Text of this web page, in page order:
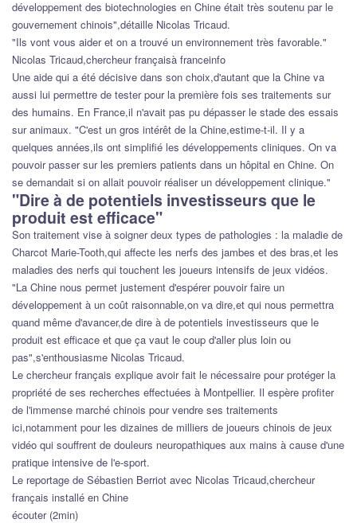
développement des biotechnologies en Chine était très soutenu par le
gouvernement chinois",détaille Nicolas Tricaud.
"Ils vont vous aider et on a trouvé un environnement très favorable."
Nicolas Tricaud,chercheur françaisà franceinfo
Une aide qui a été décisive dans son choix,d'autant que la Chine va
aussi lui permettre de tester pour la première fois ses traitements sur
des humains. En France,il n'avait pas pu dépasser le stade des essais
sur animaux. "C'est un gros intérêt de la Chine,estime-t-il. Il y a
quelques années,ils ont simplifié les développements cliniques. On va
pouvoir passer sur les premiers patients dans un hôpital en Chine. On
se demandait si on allait pouvoir réaliser un développement clinique."
"Dire à de potentiels investisseurs que le
produit est efficace"
Son traitement vise à soigner deux types de pathologies : la maladie de
Charcot Marie-Tooth,qui affecte les nerfs des jambes et des bras,et les
maladies des nerfs qui touchent les joueurs intensifs de jeux vidéos.
"La Chine nous permet justement d'espérer pouvoir faire un
développement à un coût raisonnable,on va dire,et qui nous permettra
quand même d'avancer,de dire à de potentiels investisseurs que le
produit est efficace et que ça vaut le coup d'aller plus loin ou
pas",s'enthousiasme Nicolas Tricaud.
Le chercheur français explique avoir fait le nécessaire pour protéger la
propriété de ses recherches effectuées à Montpellier. Il espère profiter
de l'immense marché chinois pour vendre ses traitements
ici,notamment pour les dizaines de milliers de joueurs chinois de jeux
vidéo qui souffrent de douleurs neuropathiques aux mains à cause d'une
pratique intensive de l'e-sport.
Le reportage de Sébastien Berriot avec Nicolas Tricaud,chercheur
français installé en Chine
écouter (2min)